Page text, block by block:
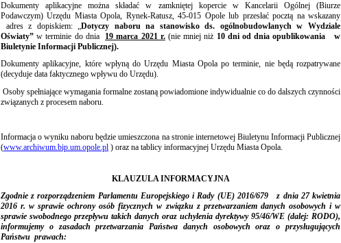
Dokumenty aplikacyjne można składać w zamkniętej kopercie w Kancelarii Ogólnej (Biurze
Podawczym) Urzędu Miasta Opola, Rynek-Ratusz, 45-015 Opolelub przesłać pocztą na wskazany
adres z dopiskiem: „Dotyczy naboru na stanowisko ds. ogólnobudowlanych w Wydziale
Oświaty” w terminie do dnia 19 marca 2021 r.(nie mniej niż 10 dni od dnia opublikowania w
Biuletynie Informacji Publicznej).
Dokumenty aplikacyjne, które wpłyną do Urzędu Miasta Opola po terminie, nie będą rozpatrywane
(decyduje data faktycznego wpływu do Urzędu).
Osoby spełniające wymagania formalne zostaną powiadomione indywidualnie co do dalszych czynności
związanych z procesem naboru.
Informacja o wyniku naboru będzie umieszczona na stronie internetowej Biuletynu Informacji Publicznej
(www.archiwum.bip.um.opole.pl ) oraz na tablicy informacyjnej Urzędu Miasta Opola.
KLAUZULA INFORMACYJNA
Zgodnie z rozporządzeniem Parlamentu Europejskiego i Rady (UE) 2016/679 z dnia 27 kwietnia
2016 r. w sprawie ochrony osób fizycznych w związku z przetwarzaniem danych osobowych i w
sprawie swobodnego przepływu takich danych oraz uchylenia dyrektywy 95/46/WE (dalej: RODO),
informujemy o zasadach przetwarzania Państwa danych osobowych oraz o przysługujących
Państwu prawach: